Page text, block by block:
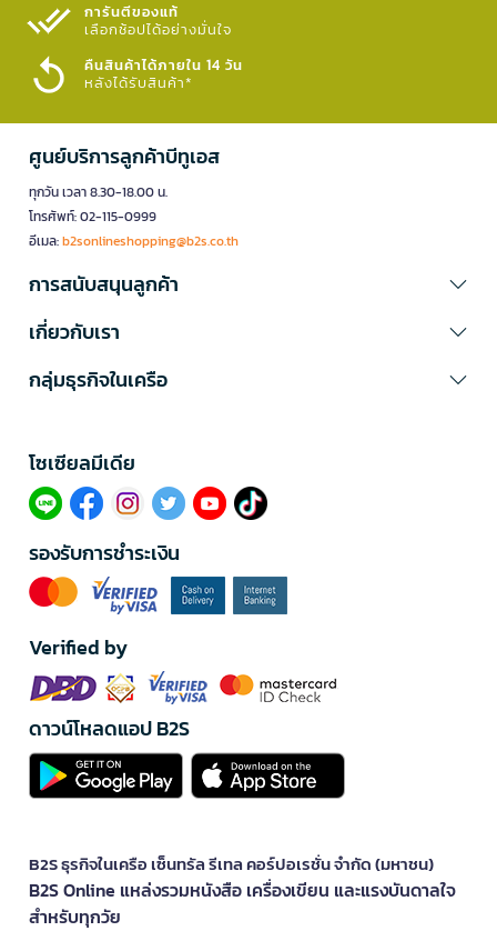
การันตีของแท้
เลือกช้อปได้อย่างมั่นใจ​
คืนสินค้าได้ภายใน 14 วัน
หลังได้รับสินค้า*
ศูนย์บริการลูกค้าบีทูเอส
ทุกวัน เวลา 8.30-18.00 น.
โทรศัพท์: 02-115-0999
อีเมล:b2sonlineshopping@b2s.co.th
การสนับสนุนลูกค้า
เกี่ยวกับเรา
กลุ่มธุรกิจในเครือ
โซเซียลมีเดีย​
รองรับการชำระเงิน
Verified by
ดาวน์โหลดแอป B2S
B2S ธุรกิจในเครือ เซ็นทรัล รีเทล คอร์ปอเรชั่น จำกัด (มหาชน)
B2S Online แหล่งรวมหนังสือ เครื่องเขียน และแรงบันดาลใจ
สำหรับทุกวัย